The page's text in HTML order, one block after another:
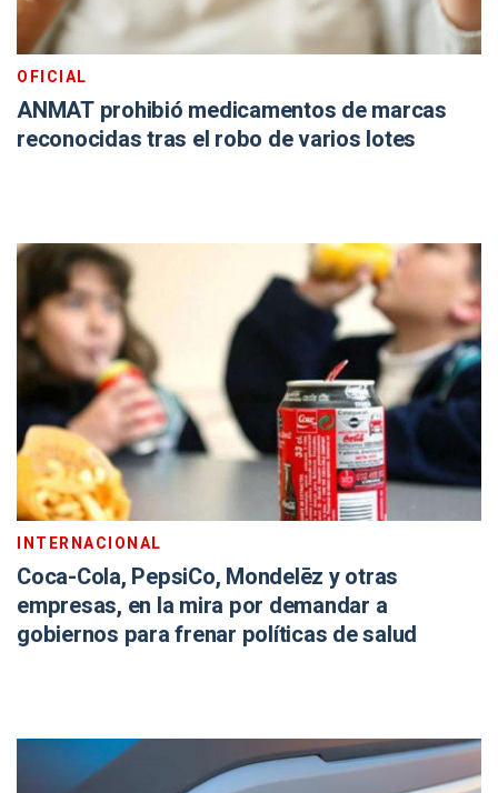
OFICIAL
ANMAT prohibió medicamentos de marcas
reconocidas tras el robo de varios lotes
INTERNACIONAL
Coca-Cola, PepsiCo, Mondelēz y otras
empresas, en la mira por demandar a
gobiernos para frenar políticas de salud